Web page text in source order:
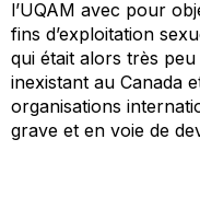
l’UQAM avec pour
fins d’exploitation
qui était alors très
inexistant au Canada
organisations
grave et en voie de